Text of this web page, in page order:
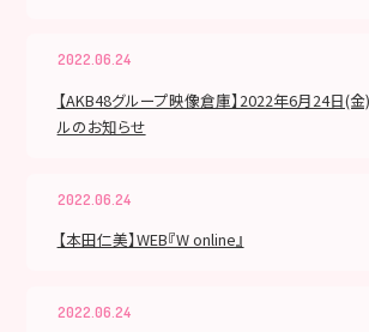
2022.06.24
【AKB48グループ映像倉庫】2022年6月24日(
ルのお知らせ
2022.06.24
【本田仁美】WEB『W online』
2022.06.24